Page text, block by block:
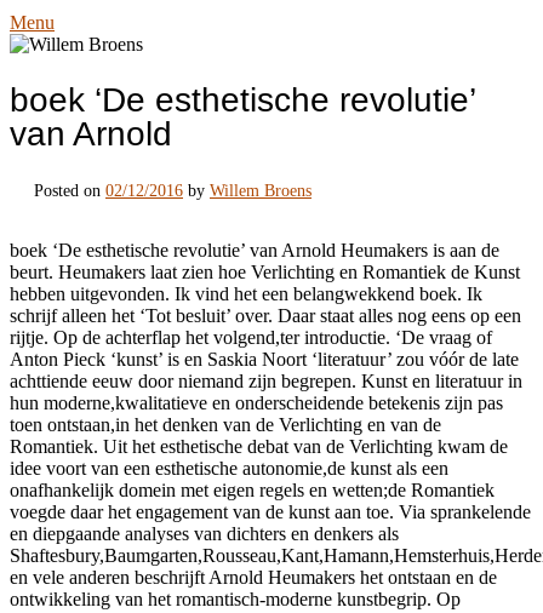
Menu
boek ‘De esthetische revolutie’
van Arnold
Posted on 02/12/2016 by Willem Broens
boek ‘De esthetische revolutie’ van Arnold Heumakers is aan de
beurt. Heumakers laat zien hoe Verlichting en Romantiek de Kunst
hebben uitgevonden. Ik vind het een belangwekkend boek. Ik
schrijf alleen het ‘Tot besluit’ over. Daar staat alles nog eens op een
rijtje. Op de achterflap het volgend,ter introductie. ‘De vraag of
Anton Pieck ‘kunst’ is en Saskia Noort ‘literatuur’ zou vóór de late
achttiende eeuw door niemand zijn begrepen. Kunst en literatuur in
hun moderne,kwalitatieve en onderscheidende betekenis zijn pas
toen ontstaan,in het denken van de Verlichting en van de
Romantiek. Uit het esthetische debat van de Verlichting kwam de
idee voort van een esthetische autonomie,de kunst als een
onafhankelijk domein met eigen regels en wetten;de Romantiek
voegde daar het engagement van de kunst aan toe. Via sprankelende
en diepgaande analyses van dichters en denkers als
en vele anderen beschrijft Arnold Heumakers het ontstaan en de
ontwikkeling van het romantisch-moderne kunstbegrip. Op